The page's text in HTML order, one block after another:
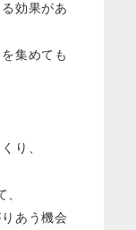
効果があ
集めても
り、
あう機会